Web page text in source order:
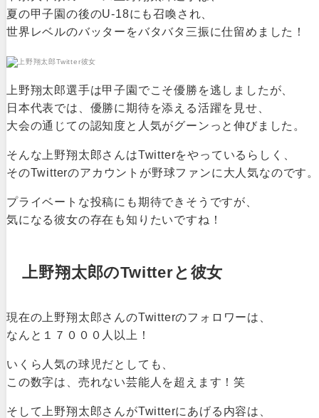
夏の甲子園の後のU-18にも召喚され、
世界レベルのバッターをバタバタ三振に仕留めました！
上野翔太郎選手は甲子園でこそ優勝を逃しましたが、
日本代表では、優勝に期待を添える活躍を見せ、
大会の通じての認知度と人気がグーンっと伸びました。
そんな上野翔太郎さんはTwitterをやっているらしく、
そのTwitterのアカウントが野球ファンに大人気なのです。
プライベートな投稿にも期待できそうですが、
気になる彼女の存在も知りたいですね！
上野翔太郎のTwitterと彼女
現在の上野翔太郎さんのTwitterのフォロワーは、
なんと１７０００人以上！
いくら人気の球児だとしても、
この数字は、売れない芸能人を超えます！笑
そして上野翔太郎さんがTwitterにあげる内容は、